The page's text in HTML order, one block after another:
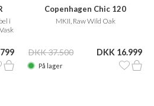
i
Copenhagen Chic 120
MKII, Raw Wild Oak
DKK 37.500 DKK 16.999
På lager